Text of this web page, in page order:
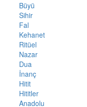
Büyü
Sihir
Fal
Kehanet
Ritüel
Nazar
Dua
İnanç
Hitit
Hititler
Anadolu